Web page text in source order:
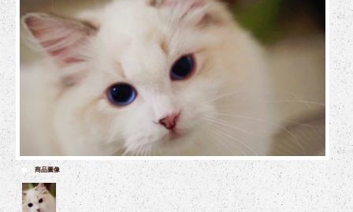
商品圖像